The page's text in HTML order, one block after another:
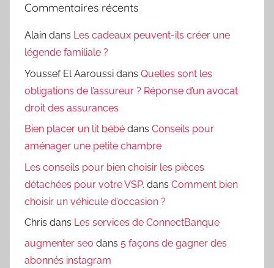
Commentaires récents
Alain dans Les cadeaux peuvent-ils créer une
légende familiale ?
Youssef El Aaroussi dans Quelles sont les
obligations de l’assureur ? Réponse d’un avocat
droit des assurances
Bien placer un lit bébé dans Conseils pour
aménager une petite chambre
Les conseils pour bien choisir les pièces
détachées pour votre VSP. dans Comment bien
choisir un véhicule d’occasion ?
Chris dans Les services de ConnectBanque
augmenter seo dans 5 façons de gagner des
abonnés instagram